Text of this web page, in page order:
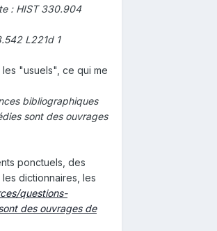
: HIST 330.904
L221d 1
"usuels", ce qui me
bibliographiques
sont des ouvrages
ponctuels, des
dictionnaires, les
questions-
des ouvrages de